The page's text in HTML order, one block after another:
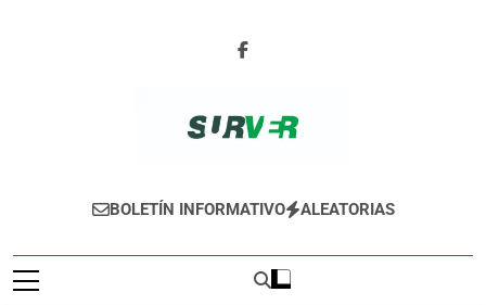
SURVER
BOLETÍN INFORMATIVO ALEATORIAS